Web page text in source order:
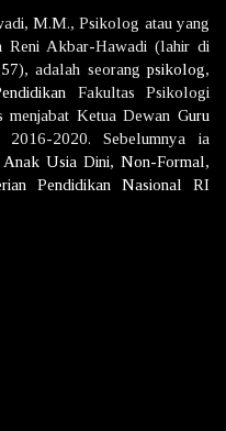
M.M., Psikolog atau yang
Reni Akbar-Hawadi (lahir di
), adalah seorang psikolog,
Fakultas Psikologi
Ketua DewanGuru
2016-2020. Sebelumnya ia
Anak Usia Dini, Non-Formal,
Pendidikan Nasional
RI